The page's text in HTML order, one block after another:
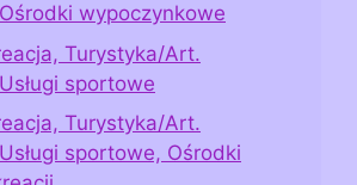
wypoczynkowe
Turystyka/Art.
sportowe
Turystyka/Art.
sportowe, Ośrodki